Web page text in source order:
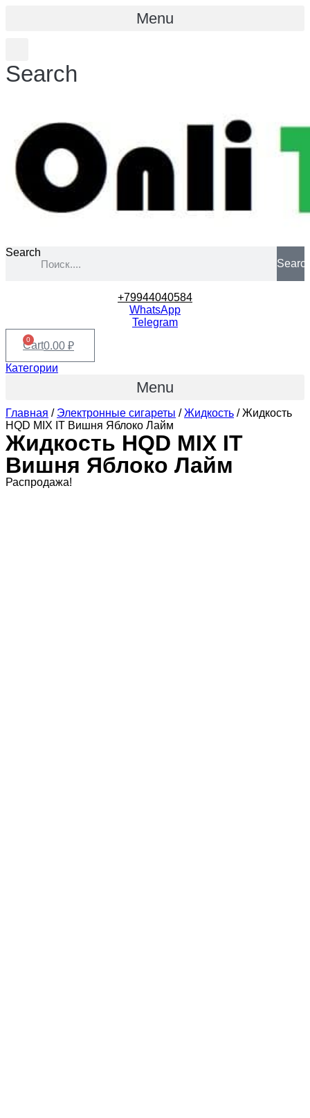
Menu
Search
Search
+79944040584
WhatsApp
Telegram
0.00 ₽
0
Cart
Категории
Menu
Главная / Электронные сигареты /Жидкость / Жидкость
HQD MIX IT Вишня Яблоко Лайм
Жидкость HQD MIX IT
Вишня Яблоко Лайм
Распродажа!